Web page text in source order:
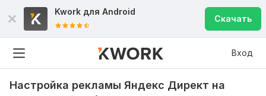
Kwork для Android
Скачать
Вход
Настройка рекламы Яндекс Директ на